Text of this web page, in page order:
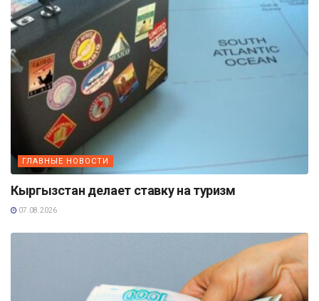
ГЛАВНЫЕ НОВОСТИ
Кыргызстан делает ставку на туризм
07.08.2026